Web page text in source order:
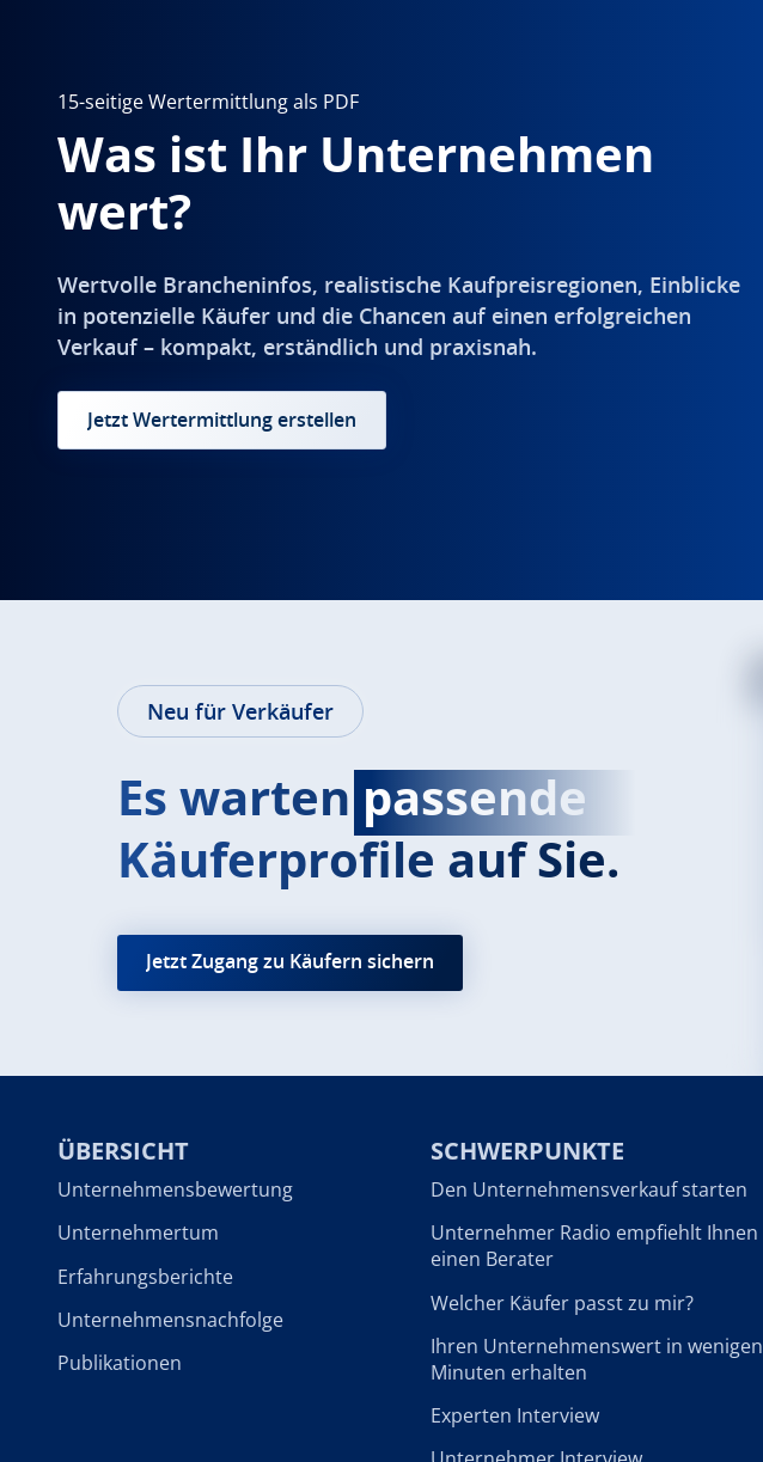
15-seitige Wertermittlung als PDF
Was ist Ihr Unternehmen
wert?
Wertvolle Brancheninfos, realistische Kaufpreisregionen, Einblicke
in potenzielle Käufer und die Chancen auf einen erfolgreichen
Verkauf – kompakt, erständlich und praxisnah.
Jetzt Wertermittlung erstellen
Neu für Verkäufer
Es warten passende
Käuferprofile auf Sie.
Jetzt Zugang zu Käufern sichern
ÜBERSICHT
Unternehmensbewertung
Unternehmertum
Erfahrungsberichte
Unternehmensnachfolge
Publikationen
SCHWERPUNKTE
Den Unternehmensverkauf starten
Unternehmer Radio empfiehlt Ihnen
einen Berater
Welcher Käufer passt zu mir?
Ihren Unternehmenswert in wenigen
Minuten erhalten
Experten Interview